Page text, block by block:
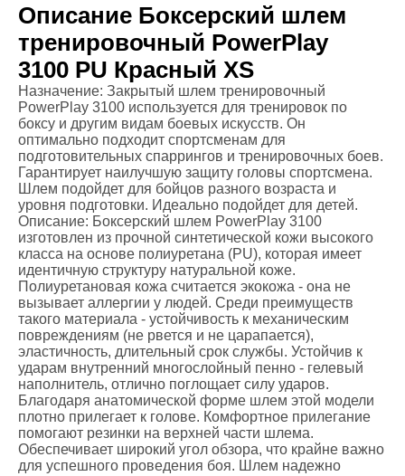
Описание Боксерский шлем
тренировочный PowerPlay
3100 PU Красный XS
Назначение: Закрытый шлем тренировочный
PowerPlay 3100 используется для тренировок по
боксу и другим видам боевых искусств. Он
оптимально подходит спортсменам для
подготовительных спаррингов и тренировочных боев.
Гарантирует наилучшую защиту головы спортсмена.
Шлем подойдет для бойцов разного возраста и
уровня подготовки. Идеально подойдет для детей.
Описание: Боксерский шлем PowerPlay 3100
изготовлен из прочной синтетической кожи высокого
класса на основе полиуретана (PU), которая имеет
идентичную структуру натуральной коже.
Полиуретановая кожа считается экокожа - она ​​не
вызывает аллергии у людей. Среди преимуществ
такого материала - устойчивость к механическим
повреждениям (не рвется и не царапается),
эластичность, длительный срок службы. Устойчив к
ударам внутренний многослойный пенно - гелевый
наполнитель, отлично поглощает силу ударов.
Благодаря анатомической форме шлем этой модели
плотно прилегает к голове. Комфортное прилегание
помогают резинки на верхней части шлема.
Обеспечивает широкий угол обзора, что крайне важно
для успешного проведения боя. Шлем надежно